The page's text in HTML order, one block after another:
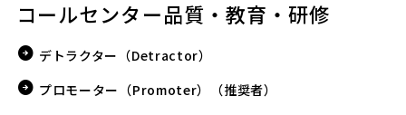
コールセンター品質・教育・研修
デトラクター（Detractor）
プロモーター（Promoter）（推奨者）